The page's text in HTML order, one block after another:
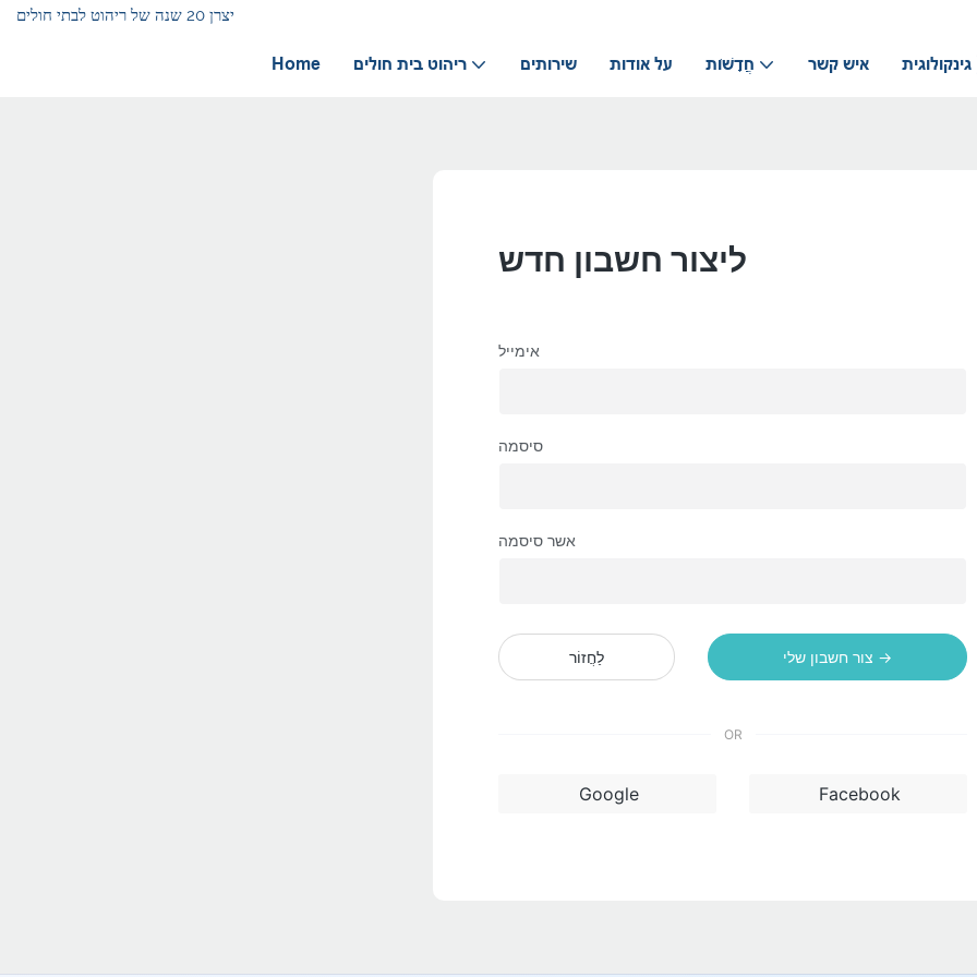
יצרן 20 שנה של ריהוט לבתי חולים
Home ריהוט בית חולים שירותים על אודות חֲדָשׁוֹת איש קשר גינקולוגית
ליצור חשבון חדש
אימייל
סיסמה
אשר סיסמה
לַחֲזוֹר צור חשבון שלי →
OR
Google Facebook